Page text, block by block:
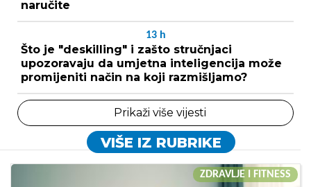
naručite
13 h
Što je "deskilling" i zašto stručnjaci
upozoravaju da umjetna inteligencija može
promijeniti način na koji razmišljamo?
Prikaži više vijesti
VIŠE IZ RUBRIKE
ZDRAVLJE I FITNESS